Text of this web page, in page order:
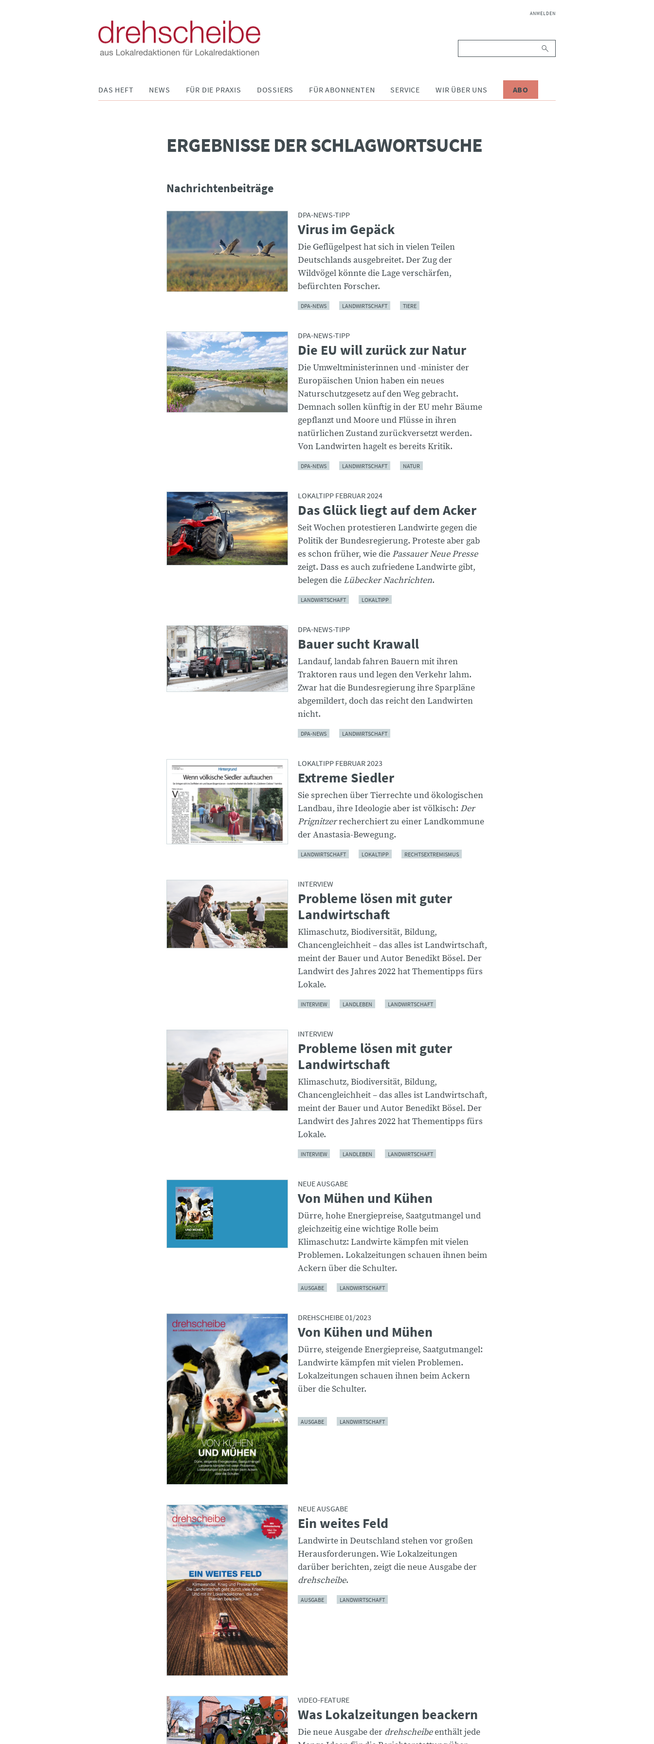
NAVIGATION
ANMELDEN
DAS HEFT NEWS FÜR DIE PRAXIS DOSSIERS FÜR ABONNENTEN SERVICE WIR ÜBER UNS ABO
­ERGEBNISSE DER SCHLAGWORTSUCHE
Nachrichtenbeiträge
DPA-NEWS-TIPP
Virus im Gepäck
Die Geflügelpest hat sich in vielen Teilen
Deutschlands ausgebreitet. Der Zug der
Wildvögel könnte die Lage verschärfen,
befürchten Forscher.
DPA-NEWS LANDWIRTSCHAFT TIERE
DPA-NEWS-TIPP
Die EU will zurück zur Natur
Die Umweltministerinnen und -minister der
Europäischen Union haben ein neues
Naturschutzgesetz auf den Weg gebracht.
Demnach sollen künftig in der EU mehr Bäume
gepflanzt und Moore und Flüsse in ihren
natürlichen Zustand zurückversetzt werden.
Von Landwirten hagelt es bereits Kritik.
DPA-NEWS LANDWIRTSCHAFT NATUR
LOKALTIPP FEBRUAR 2024
Das Glück liegt auf dem Acker
Seit Wochen protestieren Landwirte gegen die
Politik der Bundesregierung. Proteste aber gab
es schon früher, wie die Passauer Neue Presse
zeigt. Dass es auch zufriedene Landwirte gibt,
belegen die Lübecker Nachrichten.
LANDWIRTSCHAFT LOKALTIPP
DPA-NEWS-TIPP
Bauer sucht Krawall
Landauf, landab fahren Bauern mit ihren
Traktoren raus und legen den Verkehr lahm.
Zwar hat die Bundesregierung ihre Sparpläne
abgemildert, doch das reicht den Landwirten
nicht.
DPA-NEWS LANDWIRTSCHAFT
LOKALTIPP FEBRUAR 2023
Extreme Siedler
Sie sprechen über Tierrechte und ökologischen
Landbau, ihre Ideologie aber ist völkisch: Der
Prignitzerrecherchiert zu einer Landkommune
der Anastasia-Bewegung.
LANDWIRTSCHAFT LOKALTIPP RECHTSEXTREMISMUS
INTERVIEW
Probleme lösen mit guter
Landwirtschaft
Klimaschutz, Biodiversität, Bildung,
Chancengleichheit – das alles ist Landwirtschaft,
meint der Bauer und Autor Benedikt Bösel. Der
Landwirt des Jahres 2022 hat Thementipps fürs
Lokale.
INTERVIEW LANDLEBEN LANDWIRTSCHAFT
INTERVIEW
Probleme lösen mit guter
Landwirtschaft
Klimaschutz, Biodiversität, Bildung,
Chancengleichheit – das alles ist Landwirtschaft,
meint der Bauer und Autor Benedikt Bösel. Der
Landwirt des Jahres 2022 hat Thementipps fürs
Lokale.
INTERVIEW LANDLEBEN LANDWIRTSCHAFT
NEUE AUSGABE
Von Mühen und Kühen
Dürre, hohe Energiepreise, Saatgutmangel und
gleichzeitig eine wichtige Rolle beim
Klimaschutz: Landwirte kämpfen mit vielen
Problemen. Lokalzeitungen schauen ihnen beim
Ackern über die Schulter.
AUSGABE LANDWIRTSCHAFT
DREHSCHEIBE 01/2023
Von Kühen und Mühen
Dürre, steigende Energiepreise, Saatgutmangel:
Landwirte kämpfen mit vielen Problemen.
Lokalzeitungen schauen ihnen beim Ackern
über die Schulter.
AUSGABE LANDWIRTSCHAFT
NEUE AUSGABE
Ein weites Feld
Landwirte in Deutschland stehen vor großen
Herausforderungen. Wie Lokalzeitungen
darüber berichten, zeigt die neue Ausgabe der
drehscheibe.
AUSGABE LANDWIRTSCHAFT
VIDEO-FEATURE
Was Lokalzeitungen beackern
Die neue Ausgabe der drehscheibeenthält jede